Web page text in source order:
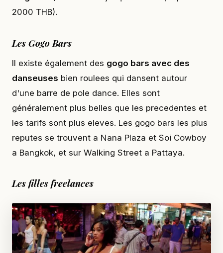
2000 THB).
Les Gogo Bars
Il existe également des gogo bars avec des
danseuses bien roulees qui dansent autour
d'une barre de pole dance. Elles sont
généralement plus belles que les precedentes et
les tarifs sont plus eleves. Les gogo bars les plus
reputes se trouvent a Nana Plaza et Soi Cowboy
a Bangkok, et sur Walking Street a Pattaya.
Les filles freelances